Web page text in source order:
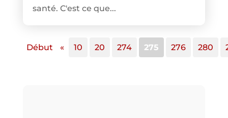
santé. C'est ce que...
Début « 10 20 274 275 276 280